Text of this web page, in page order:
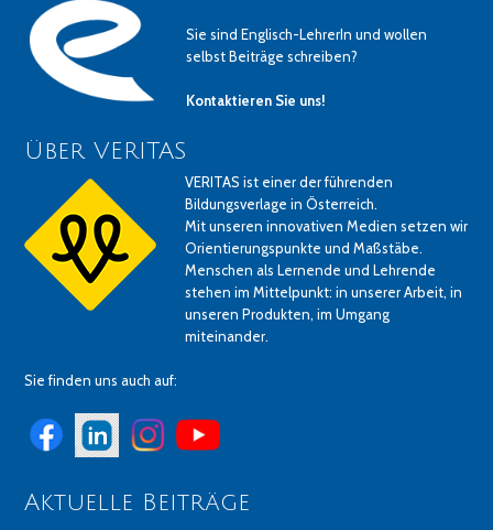
Sie sind Englisch-LehrerIn und wollen
selbst Beiträge schreiben?
Kontaktieren Sie uns!
Über VERITAS
VERITAS ist einer der führenden
Bildungsverlage in Österreich.
Mit unseren innovativen Medien setzen wir
Orientierungspunkte und Maßstäbe.
Menschen als Lernende und Lehrende
stehen im Mittelpunkt: in unserer Arbeit, in
unseren Produkten, im Umgang
miteinander.
Sie finden uns auch auf:
Aktuelle Beiträge